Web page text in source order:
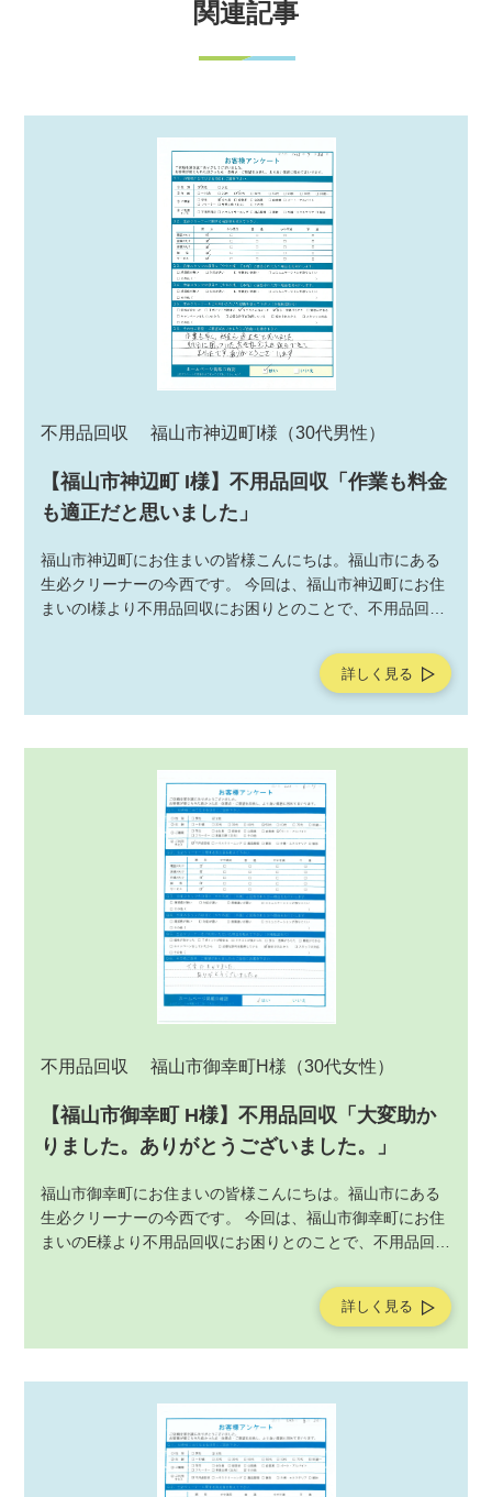
関連記事
不用品回収 福山市神辺町I様 （30代男性）
【福山市神辺町 I様】不用品回収「作業も料金
も適正だと思いました」
福山市神辺町にお住まいの皆様こんにちは。福山市にある
生必クリーナーの今西です。 今回は、福山市神辺町にお住
まいのI様より不用品回収にお困りとのことで、不用品回収
ビスの作業後にお客様よりアンケートを頂戴しましたの
詳しく見る
不用品回収 福山市御幸町H様 （30代女性）
【福山市御幸町 H様】不用品回収「大変助か
りました。ありがとうございました。」
福山市御幸町にお住まいの皆様こんにちは。福山市にある
生必クリーナーの今西です。 今回は、福山市御幸町にお住
まいのE様より不用品回収にお困りとのことで、不用品回収
ビスの作業後にお客様よりアンケートを頂戴しましたの
詳しく見る